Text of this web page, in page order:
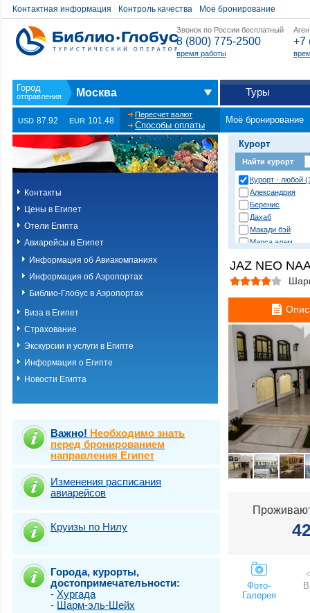
Контактная информация Контроль качества Моё бронирование
Звонок по России бесплатный
8 (800) 775-2500
время работы
+7
Москва Туры
USD 87.92 EUR 101.48
Пересчет валют
Способы оплаты
Моё бронирование
Контакты
Цены в Египет
Отели Египта
Авиарейсы в Египет
Информация об Авиакомпаниях
Информация об Аэропортах
Библио-Глобус в Аэропортах
Виза в Египет
Страхование
Экскурсии и услуги в Египте
Информация о Египте
Новости Египта
Важно! Необходимо знать
перед бронированием
направления Египет
Изменения расписания
авиарейсов
Круизы по Нилу
Города, курорты,
достопримечательности:
- Хургада
- Шарм-эль-Шейх
Курорт
Найти курорт
Курорт - любой
Александрия
Беренис
Дахаб
Макади бэй
Марса алам
Сафага
Сахл хашиш
Хургада
Шарм-эль-шейх
Эль Кусейр
Эль гуна
Эль-Аламейн
JAZ NEO
Фото-
Галерея